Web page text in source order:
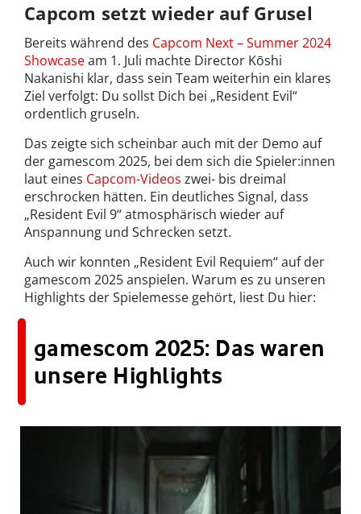
Capcom setzt wieder auf Grusel
Bereits während des Capcom Next – Summer 2024
Showcaseam 1. Juli machte Director Kōshi
Nakanishi klar, dass sein Team weiterhin ein klares
Ziel verfolgt: Du sollst Dich bei „Resident Evil“
ordentlich gruseln.
Das zeigte sich scheinbar auch mit der Demo auf
der gamescom 2025, bei dem sich die Spieler:innen
laut eines Capcom-Videos zwei- bis dreimal
erschrocken hätten. Ein deutliches Signal, dass
„Resident Evil 9“ atmosphärisch wieder auf
Anspannung und Schrecken setzt.
Auch wir konnten „Resident Evil Requiem“ auf der
gamescom 2025 anspielen. Warum es zu unseren
Highlights der Spielemesse gehört, liest Du hier:
gamescom 2025: Das waren
unsere Highlights